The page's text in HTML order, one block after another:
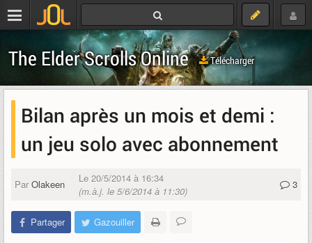
The Elder Scrolls Online Télécharger
Bilan après un mois et demi :
un jeu solo avec abonnement
Par Olakeen
Le 20/5/2014 à 16:34
(m.à.j. le 5/6/2014 à 11:30)
3
Partager Gazouiller